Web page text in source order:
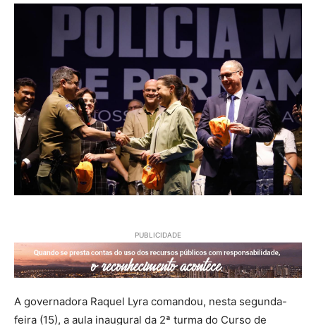
PUBLICIDADE
A governadora Raquel Lyra comandou, nesta segunda-
feira (15), a aula inaugural da 2ª turma do Curso de